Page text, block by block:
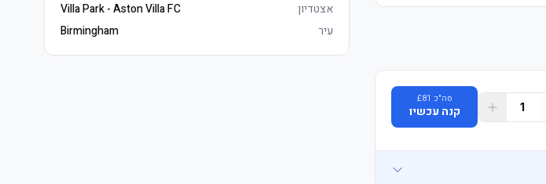
1
סה"כ £81
קנה עכשיו
אצטדיון
Villa Park - Aston Villa FC
עיר
Birmingham